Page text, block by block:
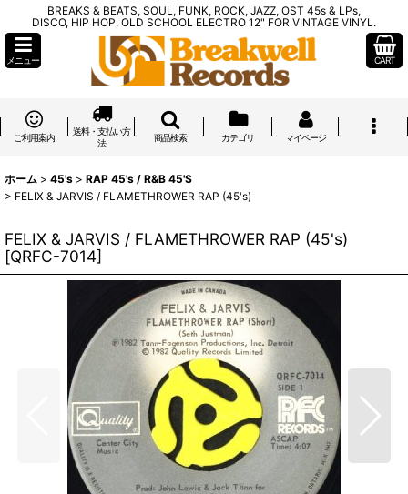
BREAKS & BEATS, SOUL, FUNK, ROCK, JAZZ, OST 45s & LPs,
DISCO, HIP HOP, OLD SCHOOL ELECTRO 12" FOR VINTAGE VINYL.
メニュー CART
ご利用案内
送料・支払い方
法
商品検索 カテゴリ マイページ
ホーム > 45's > RAP 45's / R&B 45'S
> FELIX & JARVIS / FLAMETHROWER RAP (45's)
FELIX & JARVIS / FLAMETHROWER RAP (45's)
[QRFC-7014]